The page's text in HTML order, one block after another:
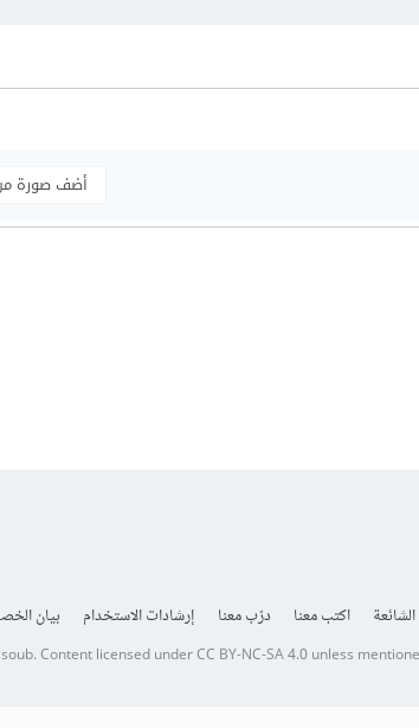
أضف صورة
اكتب معنا درّب معنا إرشادات الاستخدام بيان
.Content licensed underCC BY-NC-SA 4.0unless